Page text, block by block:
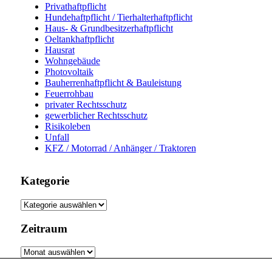
Privathaftpflicht
Hundehaftpflicht / Tierhalterhaftpflicht
Haus- & Grundbesitzerhaftpflicht
Oeltankhaftpflicht
Hausrat
Wohngebäude
Photovoltaik
Bauherrenhaftpflicht & Bauleistung
Feuerrohbau
privater Rechtsschutz
gewerblicher Rechtsschutz
Risikoleben
Unfall
KFZ / Motorrad / Anhänger / Traktoren
Kategorie
Kategorie
Zeitraum
Zeitraum